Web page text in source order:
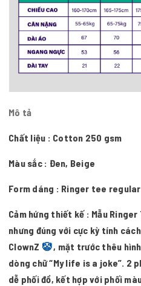
Mô tả
Chất liệu : Cotton 250 gsm
Màu sắc : Đen, Beige
Form dáng : Ringer tee regular
Cảm hứng thiết kế : Mẫu
nhưng đúng với cực kỳ tính
ClownZ 🤡, mặt trước thêu
dòng chữ “My life is a joke”. 2
dễ phối đồ, kết hợp với phối